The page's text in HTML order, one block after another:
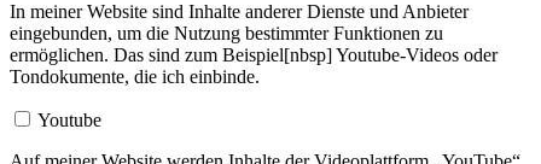
In meiner Website sind Inhalte anderer Dienste und Anbieter
eingebunden, um die Nutzung bestimmter Funktionen zu
ermöglichen. Das sind zum Beispiel[nbsp] Youtube-Videos oder
Tondokumente, die ich einbinde.
Youtube